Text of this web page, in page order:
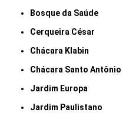
Bosque da Saúde
Cerqueira César
Chácara Klabin
Chácara Santo Antônio
Jardim Europa
Jardim Paulistano